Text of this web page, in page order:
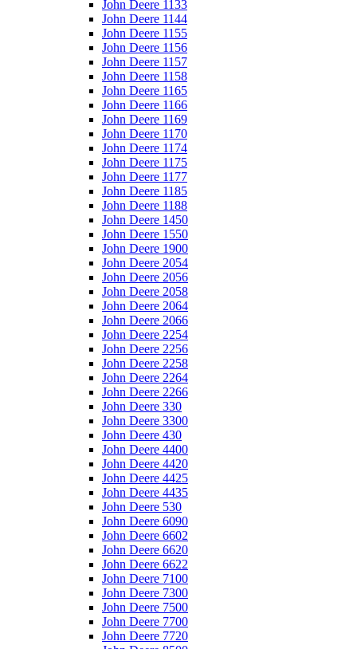
John Deere 1133
John Deere 1144
John Deere 1155
John Deere 1156
John Deere 1157
John Deere 1158
John Deere 1165
John Deere 1166
John Deere 1169
John Deere 1170
John Deere 1174
John Deere 1175
John Deere 1177
John Deere 1185
John Deere 1188
John Deere 1450
John Deere 1550
John Deere 1900
John Deere 2054
John Deere 2056
John Deere 2058
John Deere 2064
John Deere 2066
John Deere 2254
John Deere 2256
John Deere 2258
John Deere 2264
John Deere 2266
John Deere 330
John Deere 3300
John Deere 430
John Deere 4400
John Deere 4420
John Deere 4425
John Deere 4435
John Deere 530
John Deere 6090
John Deere 6602
John Deere 6620
John Deere 6622
John Deere 7100
John Deere 7300
John Deere 7500
John Deere 7700
John Deere 7720